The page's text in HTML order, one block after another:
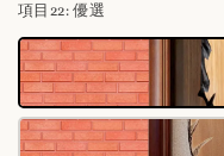
項目22: 優選